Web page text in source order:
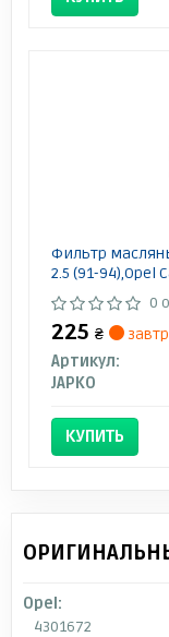
Фильтр
2.5 (91-94),Opel
0
225 ₴
Артикул:
JAPKO
КУПИТЬ
Opel:
4301672